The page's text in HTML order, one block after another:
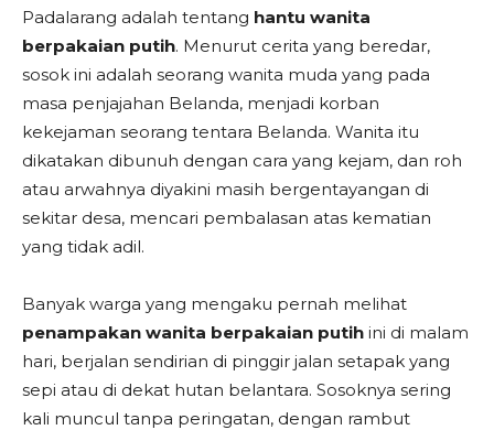
Padalarang adalah tentang hantu wanita
berpakaian putih. Menurut cerita yang beredar,
sosok ini adalah seorang wanita muda yang pada
masa penjajahan Belanda, menjadi korban
kekejaman seorang tentara Belanda. Wanita itu
dikatakan dibunuh dengan cara yang kejam, dan roh
atau arwahnya diyakini masih bergentayangan di
sekitar desa, mencari pembalasan atas kematian
yang tidak adil.
Banyak warga yang mengaku pernah melihat
penampakan wanita berpakaian putih ini di malam
hari, berjalan sendirian di pinggir jalan setapak yang
sepi atau di dekat hutan belantara. Sosoknya sering
kali muncul tanpa peringatan, dengan rambut